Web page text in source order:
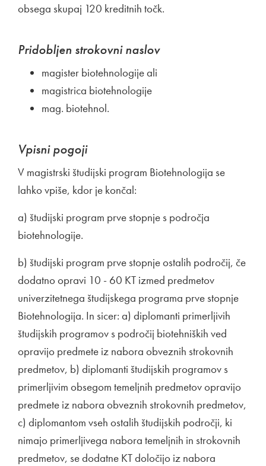
obsega skupaj 120 kreditnih točk.
Pridobljen strokovni naslov
magister biotehnologije ali
magistrica biotehnologije
mag. biotehnol.
Vpisni pogoji
V magistrski študijski program Biotehnologija se
lahko vpiše, kdor je končal:
a) študijski program prve stopnje s področja
biotehnologije.
b) študijski program prve stopnje ostalih področij, če
dodatno opravi 10 - 60 KT izmed predmetov
univerzitetnega študijskega programa prve stopnje
Biotehnologija. In sicer: a) diplomanti primerljivih
študijskih programov s področij biotehniških ved
opravijo predmete iz nabora obveznih strokovnih
predmetov, b) diplomanti študijskih programov s
primerljivim obsegom temeljnih predmetov opravijo
predmete iz nabora obveznih strokovnih predmetov,
c) diplomantom vseh ostalih študijskih področji, ki
nimajo primerljivega nabora temeljnih in strokovnih
predmetov, se dodatne KT določijo iz nabora